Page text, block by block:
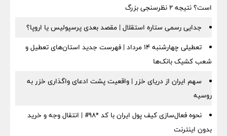
است؟ نتیجه ۲ نظرسنجی بزرگ
جدایی رسمی ستاره استقلال | مقصد بعدی پرسپولیس یا اروپا؟
تعطیلی چهارشنبه ۱۴ مرداد | فهرست جدید استان‌های تعطیل و
شعب کشیک بانک‌ها
سهم ایران از دریای خزر | واقعیت پشت ادعای واگذاری خزر به
روسیه
نحوه فعال‌سازی کیف پول ایران با کد *98# | انتقال وجه و خرید
بدون اینترنت